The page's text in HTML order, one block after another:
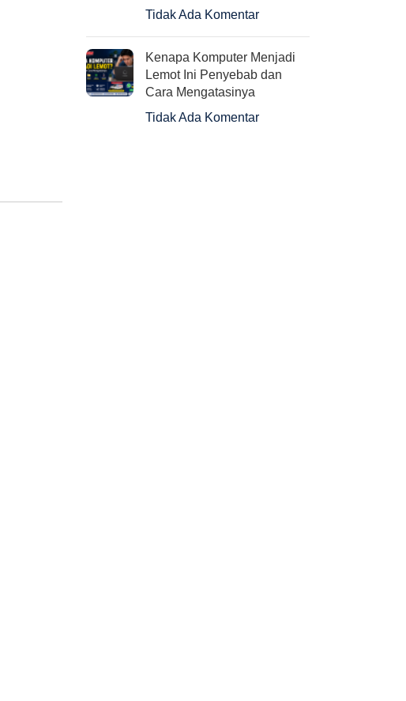
Tidak Ada Komentar
Kenapa Komputer Menjadi
Lemot Ini Penyebab dan
Cara Mengatasinya
Tidak Ada Komentar